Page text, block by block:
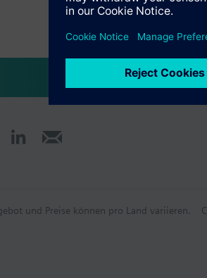
und Preise können pro Land variieren.